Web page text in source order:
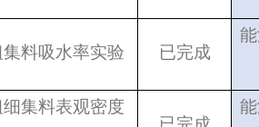
料吸水率实验 已完成
集料表观密度